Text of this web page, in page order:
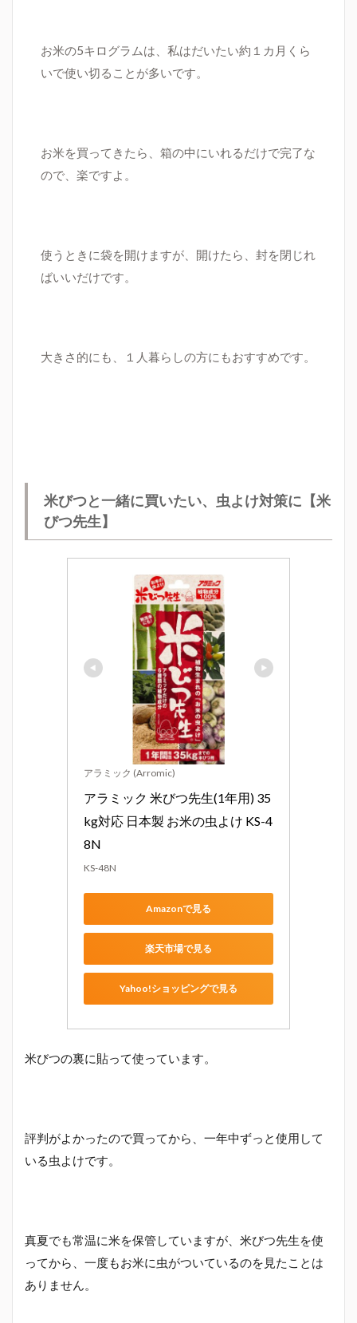
お米の5キログラムは、私はだいたい約１カ月くら
いで使い切ることが多いです。
お米を買ってきたら、箱の中にいれるだけで完了な
ので、楽ですよ。
使うときに袋を開けますが、開けたら、封を閉じれ
ばいいだけです。
大きさ的にも、１人暮らしの方にもおすすめです。
米びつと一緒に買いたい、虫よけ対策に【米
びつ先生】
アラミック (Arromic)
アラミック 米びつ先生(1年用) 35
kg対応 日本製 お米の虫よけ KS-4
8N
KS-48N
Amazonで見る
楽天市場で見る
Yahoo!ショッピングで見る
米びつの裏に貼って使っています。
評判がよかったので買ってから、一年中ずっと使用して
いる虫よけです。
真夏でも常温に米を保管していますが、米びつ先生を使
ってから、一度もお米に虫がついているのを見たことは
ありません。